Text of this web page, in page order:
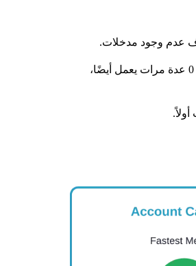
عدم وجود مدخلات.
بدلاً من ذلك، يمكن أن يؤدي النطق بكلمة “ممثل” أو “وكيل” أو “خدمة العملاء” بشكل متكرر إلى إجراء التحويل. أفاد بعض المستخدمين أن الضغط على 0 عدة مرات يعمل أيضًا،